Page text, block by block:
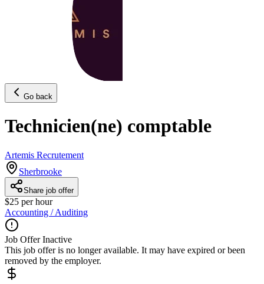
Go back
Technicien(ne) comptable
Artemis Recrutement
Sherbrooke
Share job offer
$25 per hour
Accounting / Auditing
Job Offer Inactive
This job offer is no longer available. It may have expired or been
removed by the employer.